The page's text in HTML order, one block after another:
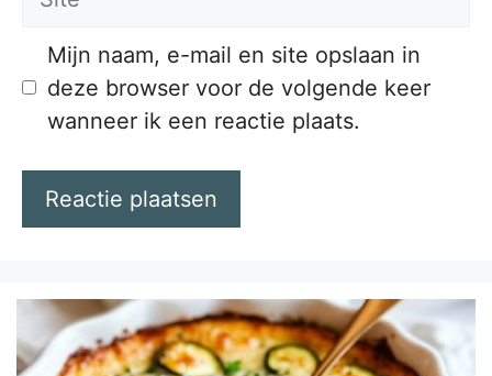
Mijn naam, e-mail en site opslaan in
deze browser voor de volgende keer
wanneer ik een reactie plaats.